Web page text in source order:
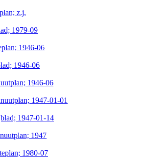
z.j.
1979-09
1946-06
1946-06
1946-06
1947-01-01
1947-01-14
1947
1980-07